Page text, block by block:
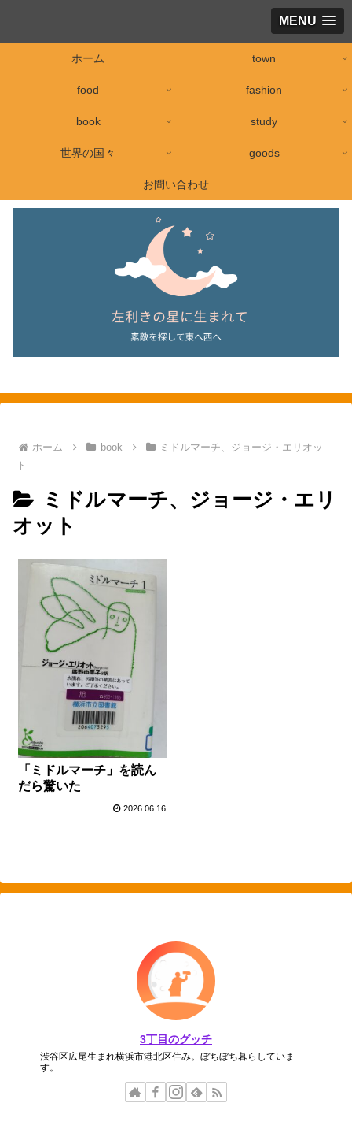
MENU
ホーム town
food fashion
book study
世界の国々 goods
お問い合わせ
ホーム book
ミドルマーチ、ジョージ・エリオッ
ト
ミドルマーチ、ジョージ・エリ
オット
「ミドルマーチ」を読ん
だら驚いた
2026.06.16
3丁目のグッチ
渋谷区広尾生まれ横浜市港北区住み。ぼちぼち暮らしていま
す。